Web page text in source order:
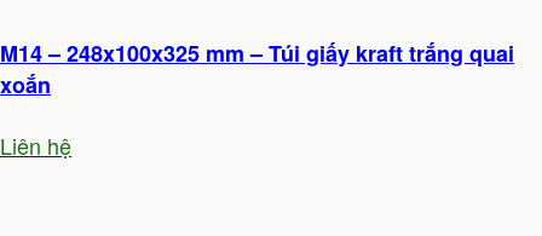
M14 – 248x100x325 mm – Túi giấy kraft trắng quai
xoắn
Liên hệ